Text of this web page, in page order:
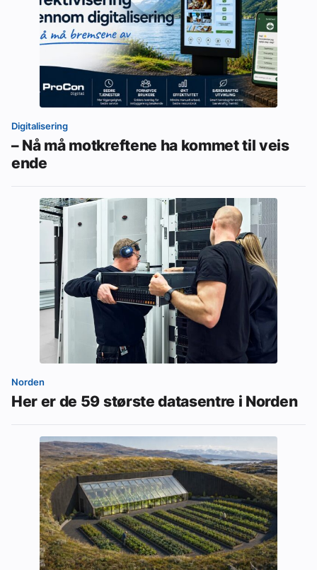
Digitalisering
– Nå må motkreftene ha kommet til veis
ende
Norden
Her er de 59 største datasentre i Norden